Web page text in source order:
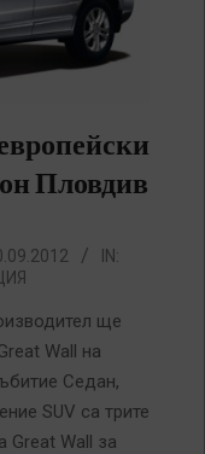
Пловдив
IN:
ще
Wall на
Седан,
SUV са трите
Great Wall за